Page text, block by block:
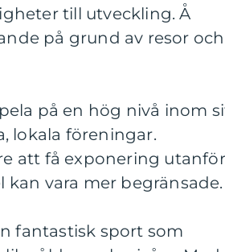
till utveckling. Å
på grund av resor och
på en hög nivå inom
lokala föreningar.
att få exponering utanför
vara mer begränsade.
fantastisk sport som